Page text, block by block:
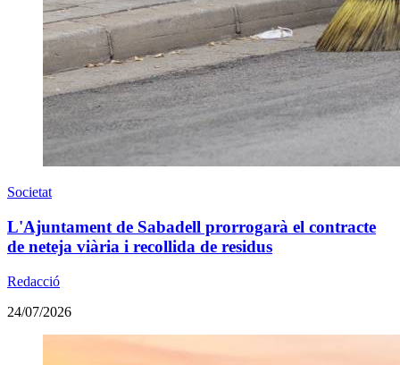
Societat
L'Ajuntament de Sabadell prorrogarà el contracte
de neteja viària i recollida de residus
Redacció
24/07/2026